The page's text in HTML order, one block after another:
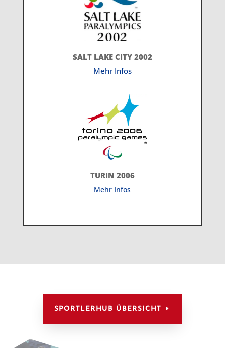
SALT LAKE CITY 2002
Mehr Infos
TURIN 2006
Mehr Infos
SPORTLERHUB ÜBERSICHT